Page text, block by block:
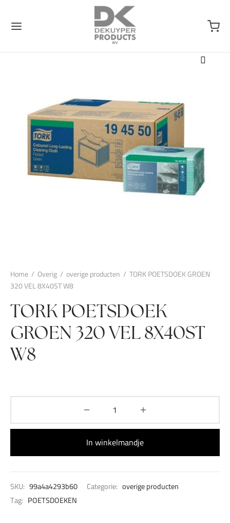
Home / Overig / overige producten / TORK POETSDOEK GROEN
320 VEL 8X40ST W8
TORK POETSDOEK
GROEN 320 VEL 8X40ST
W8
In winkelmandje
SKU: 99a4a4293b60 Categorie: overige producten
Tag: POETSDOEKEN